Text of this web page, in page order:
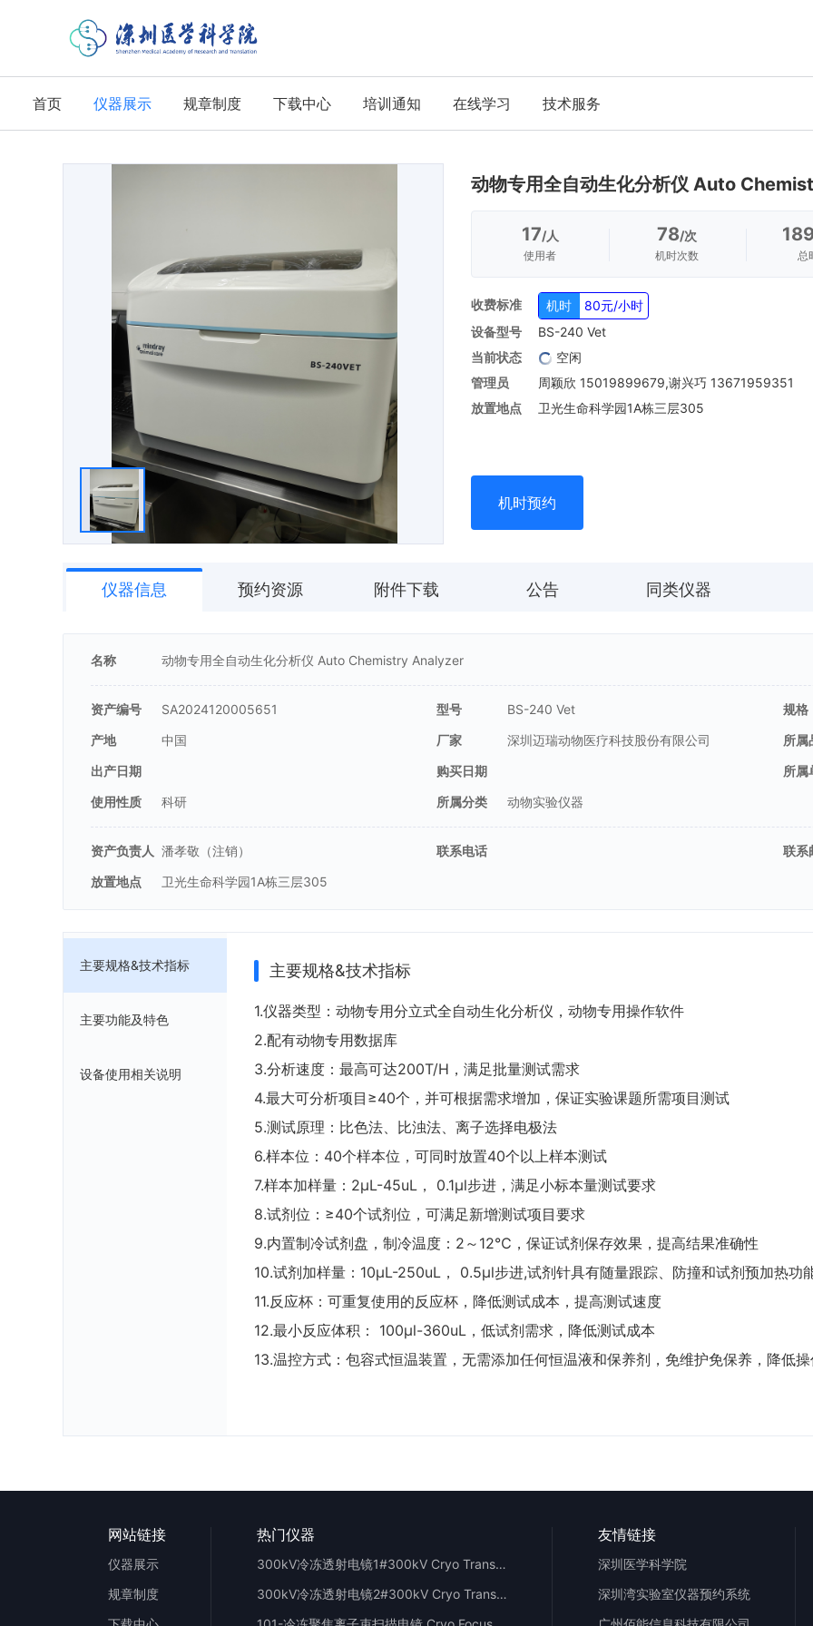
首页 仪器展示 规章制度 下载中心 培训通知 在线学习 技术服务
动物专用全自动生化分析仪 Auto
17/人
使用者
78/次
机时次数 总
收费标准 机时
80元/小时
设备型号
BS-240 Vet
当前状态
空闲
管理员
周颖欣 15019899679,谢兴巧 13671959351
放置地点
卫光生命科学园1A栋三层305
机时预约
仪器信息 预约资源 附件下载 公告 同类仪器
名称 动物专用全自动生化分析仪 Auto Chemistry Analyzer
资产编号 SA2024120005651 型号 BS-240 Vet
规格
产地
中国 厂家 深圳迈瑞动物医疗科技股份有限公司
所属
出产日期
购买日期
所属
使用性质
科研 所属分类 动物实验仪器
资产负责人 潘孝敬（注销） 联系电话
联系
放置地点
卫光生命科学园1A栋三层305
主要规格&技术指标
主要功能及特色
设备使用相关说明
主要规格&技术指标
1.仪器类型：动物专用分立式全自动生化分析仪，动物专用操作软件
2.配有动物专用数据库
3.分析速度：最高可达200T/H，满足批量测试需求
4.最大可分析项目≥40个，并可根据需求增加，保证实验课题所需项目测试
5.测试原理：比色法、比浊法、离子选择电极法
6.样本位：40个样本位，可同时放置40个以上样本测试
7.样本加样量：2μL-45uL， 0.1µl步进，满足小标本量测试要求
8.试剂位：≥40个试剂位，可满足新增测试项目要求
9.内置制冷试剂盘，制冷温度：2～12℃，保证试剂保存效果，提高结果准确性
10.试剂加样量：10μL-250uL， 0.5µl步进,试剂针具有随量跟踪、防撞和试剂预加热功
11.反应杯：可重复使用的反应杯，降低测试成本，提高测试速度
12.最小反应体积： 100µl-360uL，低试剂需求，降低测试成本
13.温控方式：包容式恒温装置，无需添加任何恒温液和保养剂，免维护免保养，降低
网站链接
仪器展示
规章制度
热门仪器
300kV冷冻透射电镜1#300kV Cryo Transmission Electron Microscope
300kV冷冻透射电镜2#300kV Cryo Transmission Electron Microscope
友情链接
深圳医学科学院
深圳湾实验室仪器预约系统